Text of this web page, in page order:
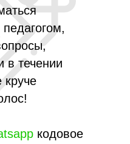
в течении
кодовое